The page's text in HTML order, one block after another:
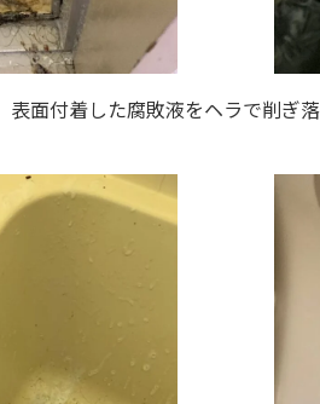
面付着した腐敗液をヘラで削ぎ